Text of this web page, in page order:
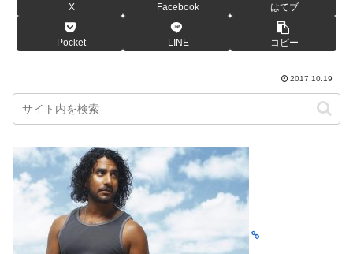
X Facebook はてブ
Pocket LINE コピー
2017.10.19